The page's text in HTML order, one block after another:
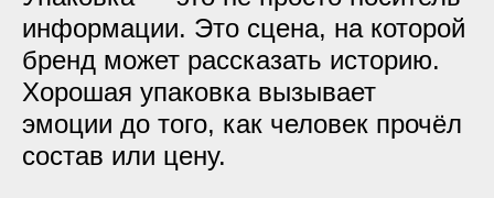
информации. Это сцена, на которой
бренд может рассказать историю.
Хорошая упаковка вызывает
эмоции до того, как человек прочёл
состав или цену.